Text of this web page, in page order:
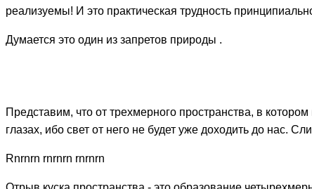
реализуемы! И это практическая трудность
Думается это один из запретов природы .
Представим, что от трехмерного пространства, в
глазах, ибо свет от него не будет уже доходить до нас.
Rnrnrn rnrnrn rnrnrn